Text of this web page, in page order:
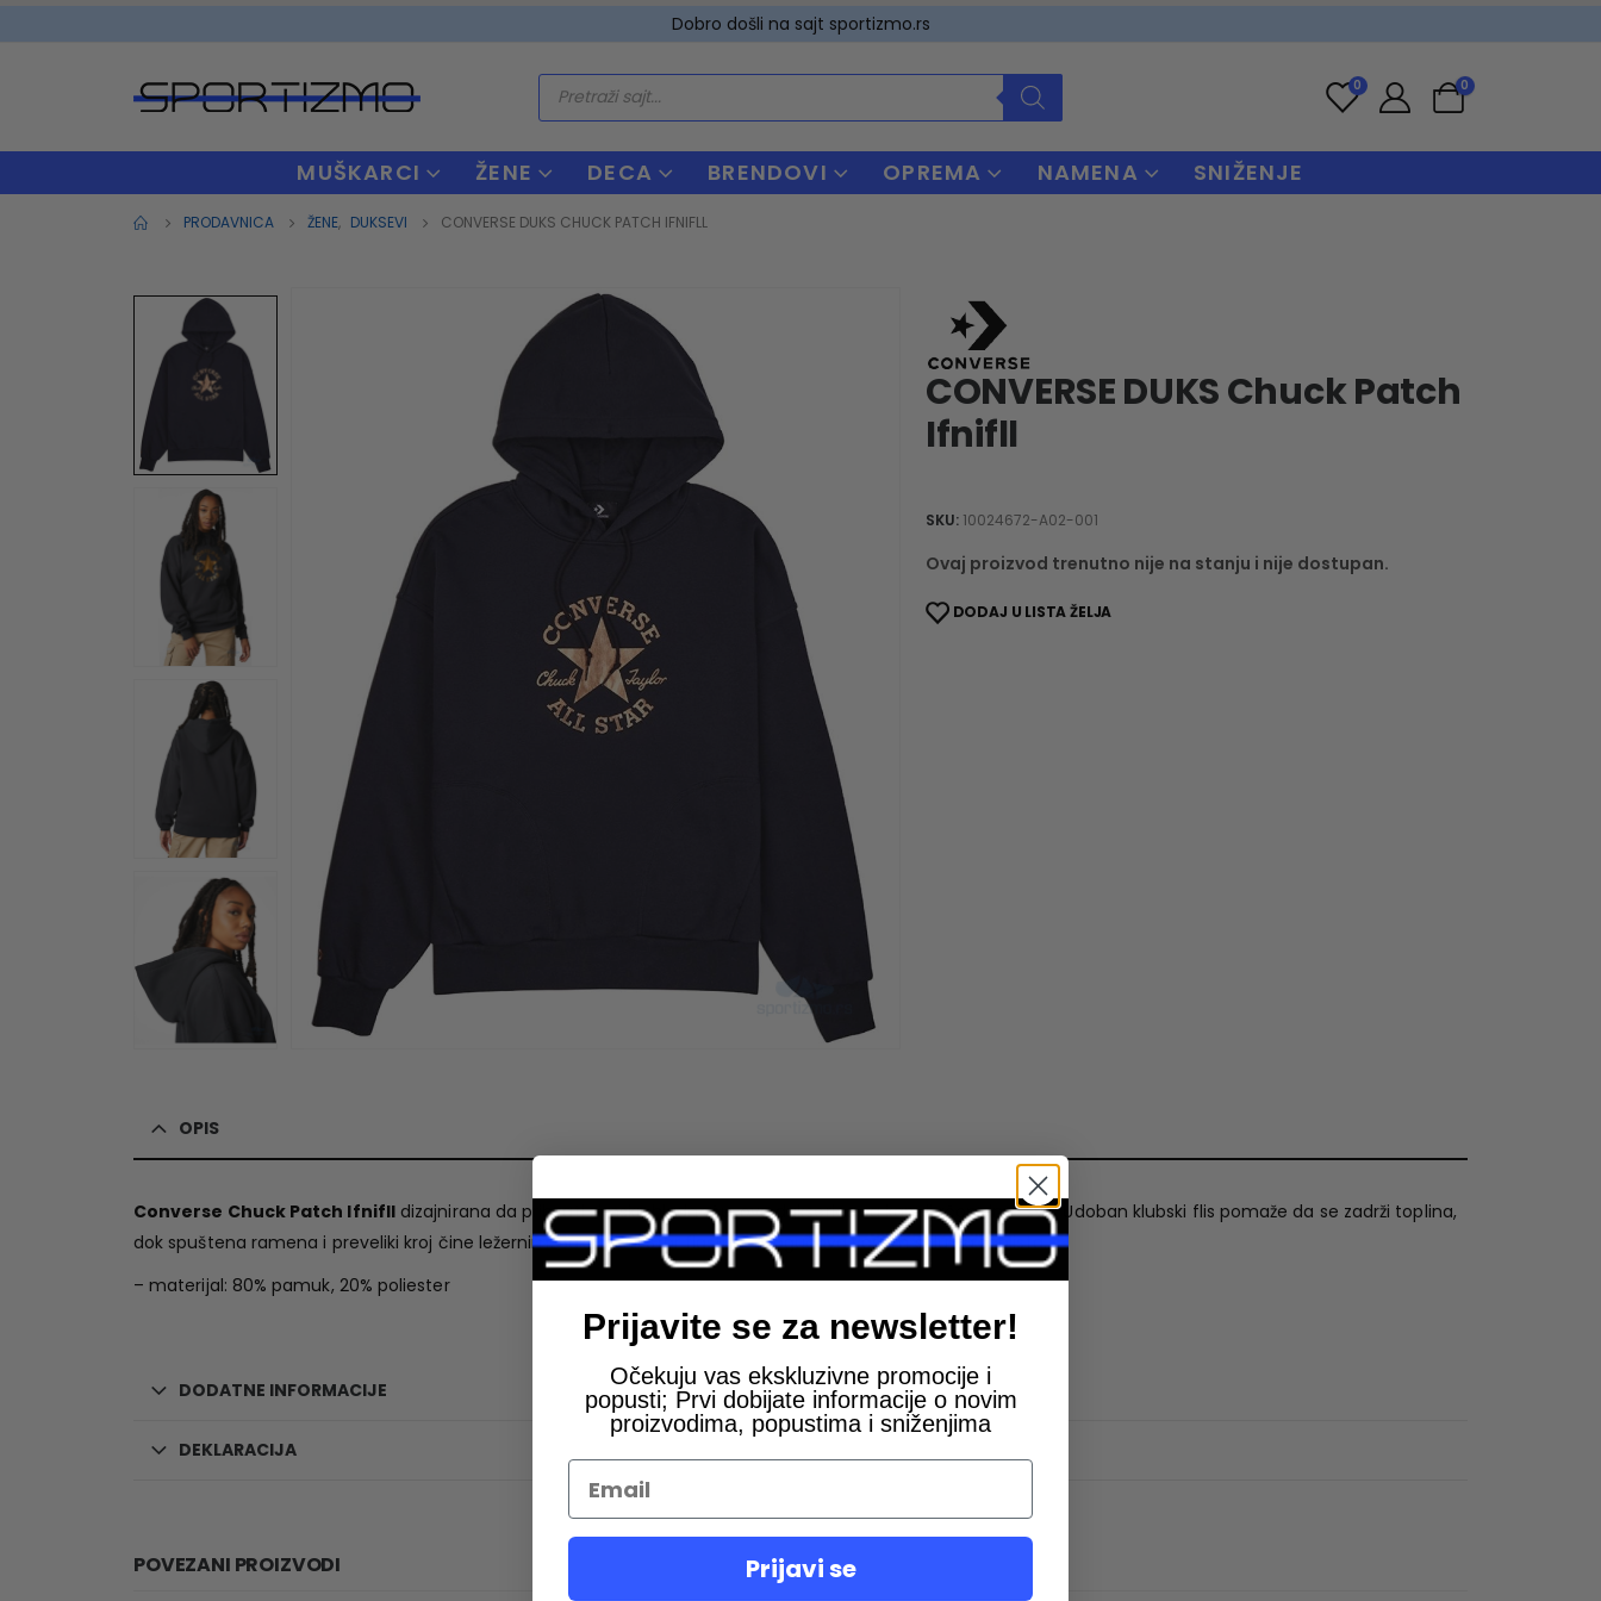
Dobro došli na sajt sportizmo.rs
Products
search
0 0
MUŠKARCI ŽENE DECA BRENDOVI OPREMA NAMENA SNIŽENJE
PRODAVNICA ŽENE, DUKSEVI CONVERSE DUKS CHUCK PATCH IFNIFLL
CONVERSE DUKS Chuck Patch
Ifnifll
SKU: 10024672-A02-001
Ovaj proizvod trenutno nije na stanju i nije dostupan.
DODAJ U LISTA ŽELJA
OPIS
Converse Chuck Patch Ifniflldizajnirana da prihvati zimsku hladnoću, ova dukserica sa kapuljačom ima sve. Udoban klubski flis pomaže da se zadrži toplina,
dok spuštena ramena i preveliki kroj čine ležernim. Bakarni All Star flaster omogućava vašem stilu da zablista.
– materijal: 80% pamuk, 20% poliester
DODATNE INFORMACIJE
DEKLARACIJA
POVEZANI PROIZVODI
Prijavite se za newsletter!
Očekuju vas ekskluzivne promocije i
popusti; Prvi dobijate informacije o novim
proizvodima, popustima i sniženjima
Prijavi se